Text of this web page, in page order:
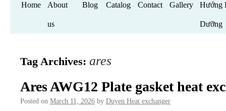
Skip
Home About
us
Blog Catalog Contact Gallery Hướng
Dưỡng
Tag Archives: ares
Ares AWG12 Plate gasket heat
Posted on March 11, 2026 by Duyen Heat exchanger